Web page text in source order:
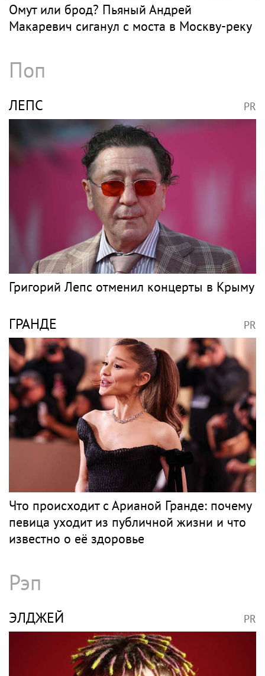
Омут или брод? Пьяный Андрей
Макаревич сиганул с моста в Москву-реку
Поп
ЛЕПС PR
Григорий Лепс отменил концерты в Крыму
ГРАНДЕ PR
Что происходит с Арианой Гранде: почему
певица уходит из публичной жизни и что
известно о её здоровье
Рэп
ЭЛДЖЕЙ PR